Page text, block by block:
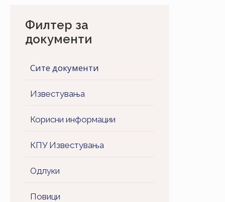
Филтер за
документи
Сите документи
Известувања
Корисни информации
КПУ Известувања
Одлуки
Повици